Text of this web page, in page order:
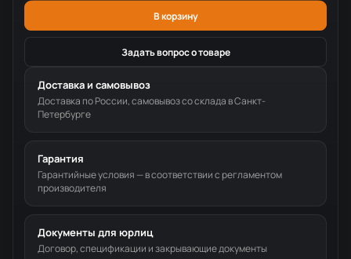
В корзину
Задать вопрос о товаре
Доставка и самовывоз
Доставка по России, самовывоз со склада в Санкт-
Петербурге
Гарантия
Гарантийные условия — в соответствии с регламентом
производителя
Документы для юрлиц
Договор, спецификации и закрывающие документы